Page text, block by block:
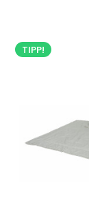
TIPP!